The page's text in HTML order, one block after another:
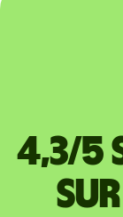
4,3/
sur